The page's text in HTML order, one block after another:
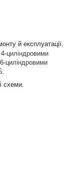
й експлуатації.
4-циліндровими
циліндровими
схеми.